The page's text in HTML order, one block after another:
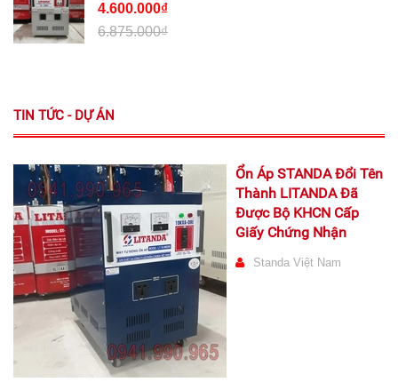
4.600.000₫
6.875.000₫
TIN TỨC - DỰ ÁN
Ổn Áp STANDA Đổi Tên
Thành LITANDA Đã
Được Bộ KHCN Cấp
Giấy Chứng Nhận
Standa Việt Nam